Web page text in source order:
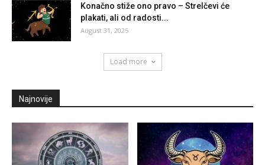
Konačno stiže ono pravo – Strelčevi će
plakati, ali od radosti...
August 31, 2025
Load more
Najnovije